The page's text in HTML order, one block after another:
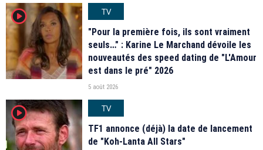
player2
TV
"Pour la première fois, ils sont vraiment
seuls…" : Karine Le Marchand dévoile les
nouveautés des speed dating de "L'Amour
est dans le pré" 2026
5 août 2026
player2
TV
TF1 annonce (déjà) la date de lancement
de "Koh-Lanta All Stars"